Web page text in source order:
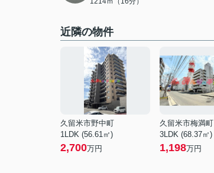
近隣の物件
久留米市野中町
1LDK (56.61㎡)
2,700万円
久留米市梅満町
3LDK (68.37㎡)
1,198万円